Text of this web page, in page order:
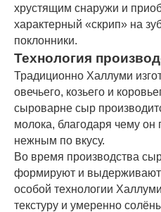
хрустящим снаружи и
характерный «скрип» на
поклонники.
Технология
Традиционно Халлуми
овечьего, козьего и
сыроварне сыр
молока, благодаря чему он
нежным по вкусу.
Во время производства
формируют и выдерживают
особой технологии
текстуру и умеренно